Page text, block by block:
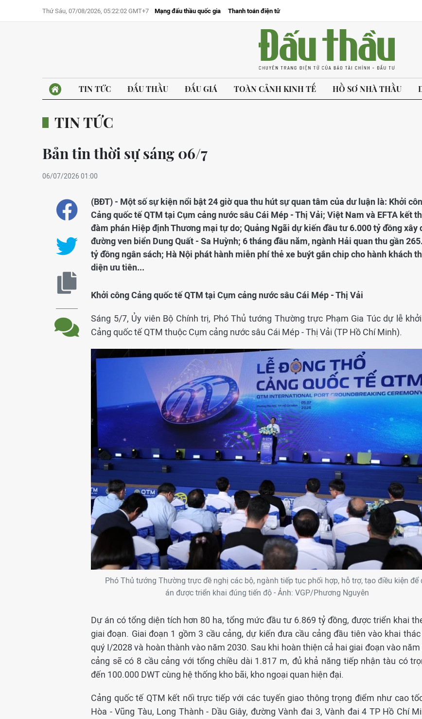
Thứ Sáu, 07/08/2026, 05:22:02 GMT+7 Mạng đấu thầu quốc gia Thanh toán điện tử
TIN TỨC ĐẤU THẦU ĐẤU GIÁ TOÀN CẢNH KINH TẾ HỒ SƠ NHÀ THẦU
TIN TỨC
Bản tin thời sự sáng 06/7
06/07/2026 01:00
(BĐT) - Một số sự kiện nổi bật 24 giờ qua thu hút sự quan tâm của dư luận là: Khởi
Cảng quốc tế QTM tại Cụm cảng nước sâu Cái Mép - Thị Vải; Việt Nam và EFTA kết
đàm phán Hiệp định Thương mại tự do; Quảng Ngãi dự kiến đầu tư 6.000 tỷ đồng xây
đường ven biển Dung Quất - Sa Huỳnh; 6 tháng đầu năm, ngành Hải quan thu gần
tỷ đồng ngân sách; Hà Nội phát hành miễn phí thẻ xe buýt gắn chip cho hành khách
diện ưu tiên...
Khởi công Cảng quốc tế QTM tại Cụm cảng nước sâu Cái Mép - Thị Vải
Sáng 5/7, Ủy viên Bộ Chính trị, Phó Thủ tướng Thường trực Phạm Gia Túc dự lễ
Cảng quốc tế QTM thuộc Cụm cảng nước sâu Cái Mép - Thị Vải (TP Hồ Chí Minh).
Phó Thủ tướng Thường trực đề nghị các bộ, ngành tiếp tục phối hợp, hỗ trợ, tạo điều kiện để
án được triển khai đúng tiến độ - Ảnh: VGP/Phương Nguyên
Dự án có tổng diện tích hơn 80 ha, tổng mức đầu tư 6.869 tỷ đồng, được triển khai
giai đoạn. Giai đoạn 1 gồm 3 cầu cảng, dự kiến đưa cầu cảng đầu tiên vào khai
quý I/2028 và hoàn thành vào năm 2030. Sau khi hoàn thiện cả hai giai đoạn vào năm
cảng sẽ có 8 cầu cảng với tổng chiều dài 1.817 m, đủ khả năng tiếp nhận tàu có
đến 100.000 DWT cùng hệ thống kho bãi, kho ngoại quan hiện đại.
Cảng quốc tế QTM kết nối trực tiếp với các tuyến giao thông trọng điểm như cao
Hòa - Vũng Tàu, Long Thành - Dầu Giây, đường Vành đai 3, Vành đai 4 TP Hồ Chí